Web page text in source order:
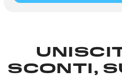
SCONTI,